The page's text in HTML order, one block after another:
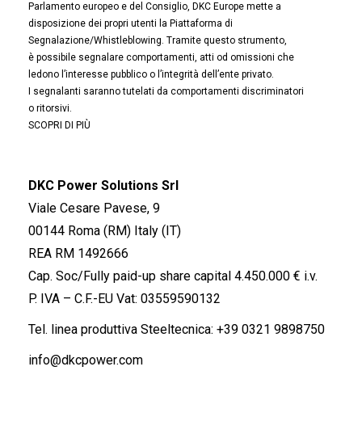
Parlamento europeo e del Consiglio, DKC Europe mette a
disposizione dei propri utenti la Piattaforma di
Segnalazione/Whistleblowing. Tramite questo strumento,
è possibile segnalare comportamenti, atti od omissioni che
ledono l’interesse pubblico o l’integrità dell’ente privato.
I segnalanti saranno tutelati da comportamenti discriminatori
o ritorsivi.
SCOPRI DI PIÙ
DKC Power Solutions Srl
Viale Cesare Pavese, 9
00144 Roma (RM) Italy (IT)
REA RM 1492666
Cap. Soc/Fully paid-up share capital 4.450.000 € i.v.
P. IVA – C.F.-EU Vat: 03559590132
Tel. linea produttiva Steeltecnica: +39 0321 9898750
info@dkcpower.com